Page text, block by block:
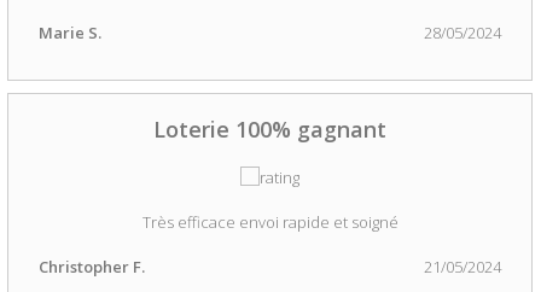
Marie S. 28/05/2024
Loterie 100% gagnant
Très efficace envoi rapide et soigné
Christopher F. 21/05/2024